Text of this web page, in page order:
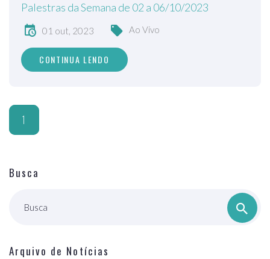
Palestras da Semana de 02 a 06/10/2023
01 out, 2023 Ao Vivo
CONTINUA LENDO
1
Busca
Busca
Arquivo de Notícias